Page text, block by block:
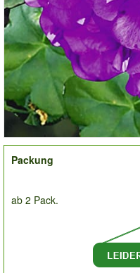
order
Packung
ab 2 Pack.